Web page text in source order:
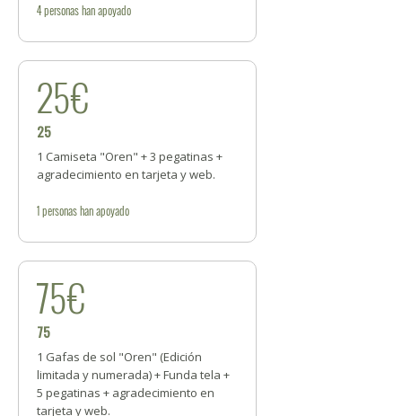
4personashan apoyado
25€
25
1 Camiseta "Oren" + 3 pegatinas +
agradecimiento en tarjeta y web.
1personashan apoyado
75€
75
1 Gafas de sol "Oren" (Edición
limitada y numerada) + Funda tela +
5 pegatinas + agradecimiento en
tarjeta y web.